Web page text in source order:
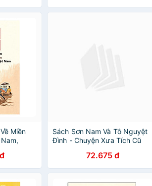
Miền
Sách Sơn Nam Và Tô Nguyệt
Đình - Chuyện Xưa Tích Cũ
72.675 đ